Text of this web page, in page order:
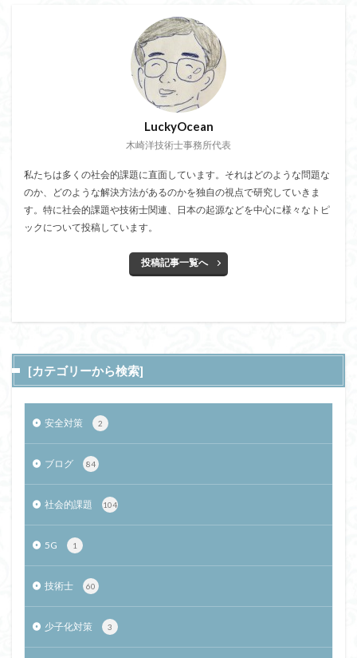
LuckyOcean
木崎洋技術士事務所代表
私たちは多くの社会的課題に直面しています。それはどのような問題な
のか、どのような解決方法があるのかを独自の視点で研究していきま
す。特に社会的課題や技術士関連、日本の起源などを中心に様々なトピ
ックについて投稿しています。
投稿記事一覧へ
[カテゴリーから検索]
安全対策 2
ブログ 84
社会的課題 104
5G 1
技術士 60
少子化対策 3